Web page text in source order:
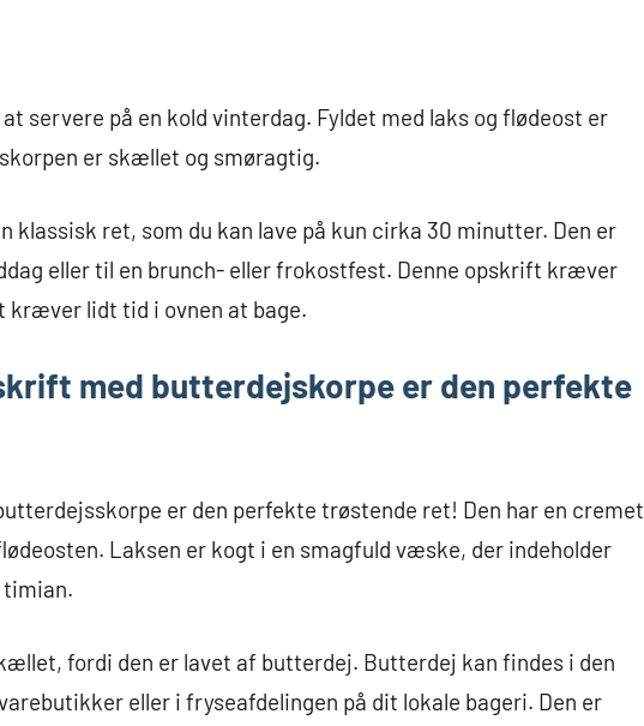
servere på en kold vinterdag. Fyldet med laks og flødeost er
er skællet og smøragtig.
ret, som du kan lave på kun cirka 30 minutter. Den er
eller til en brunch- eller frokostfest. Denne opskrift kræver
kræver lidt tid i ovnen at bage.
med butterdejskorpe er den perfekte
er den perfekte trøstende ret! Den har en cremet
Laksen er kogt i en smagfuld væske, der indeholder
timian.
fordi den er lavet af butterdej. Butterdej kan findes i den
eller i fryseafdelingen på dit lokale bageri. Den er